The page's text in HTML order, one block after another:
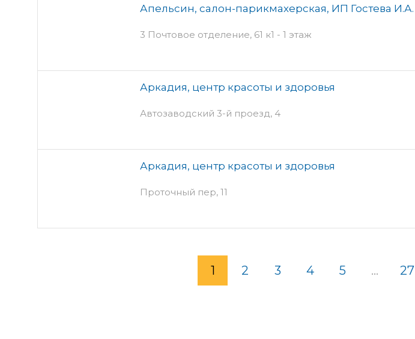
Апельсин, салон-парикмахерская, ИП Гостева И.А.
3 Почтовое отделение, 61 к1 - 1 этаж
Аркадия, центр красоты и здоровья
Автозаводский 3-й проезд, 4
Аркадия, центр красоты и здоровья
Проточный пер, 11
1 2 3 4 5 ... 27